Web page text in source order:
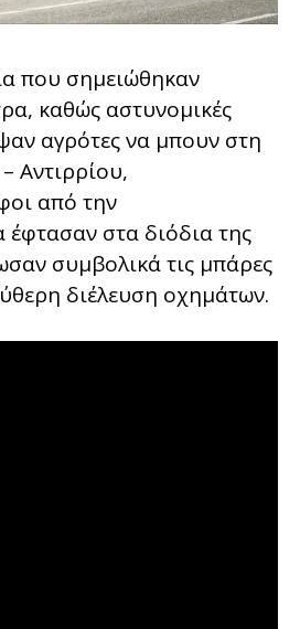
που σημειώθηκαν
καθώς αστυνομικές
αγρότες να μπουν στη
Αντιρρίου,
από την
έφτασαν στα διόδια της
συμβολικά τις μπάρες
διέλευση οχημάτων.